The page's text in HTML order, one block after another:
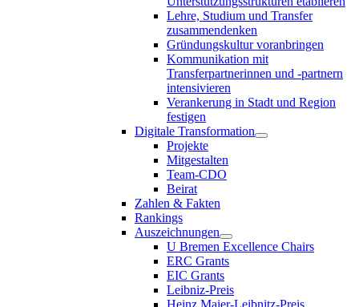
Lehre, Studium und Transfer
zusammendenken
Gründungskultur voranbringen
Kommunikation mit
Transferpartnerinnen und -partnern
intensivieren
Verankerung in Stadt und Region
festigen
Digitale Transformation
Projekte
Mitgestalten
Team-CDO
Beirat
Zahlen & Fakten
Rankings
Auszeichnungen
U Bremen Excellence Chairs
ERC Grants
EIC Grants
Leibniz-Preis
Heinz Maier-Leibnitz-Preis